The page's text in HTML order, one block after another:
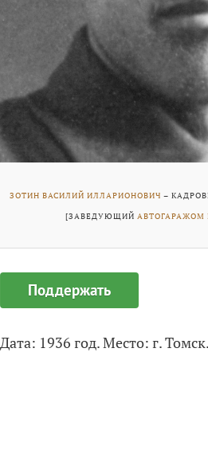
ЗОТИН ВАСИЛИЙ ИЛЛАРИОНОВИЧ –
[ЗАВЕДУЮЩИЙ АВТОГАРАЖОМ
Поддержать
Дата: 1936 год. Место: г. Томск.